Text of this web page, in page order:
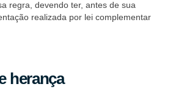
regra, devendo ter, antes de sua
realizada por lei complementar
herança